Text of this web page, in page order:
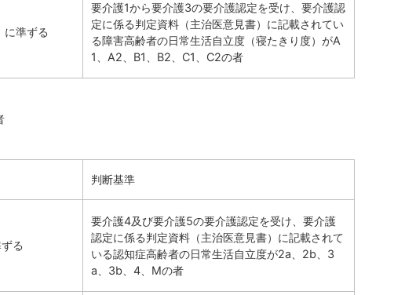
に準ずる
要介護1から要介護3の要介護認定を受け、要介護認
定に係る判定資料（主治医意見書）に記載されてい
る障害高齢者の日常生活自立度（寝たきり度）がA
1、A2、B1、B2、C1、C2の者
判断基準
る
要介護4及び要介護5の要介護認定を受け、要介護
認定に係る判定資料（主治医意見書）に記載されて
いる認知症高齢者の日常生活自立度が2a、2b、3
a、3b、4、Mの者